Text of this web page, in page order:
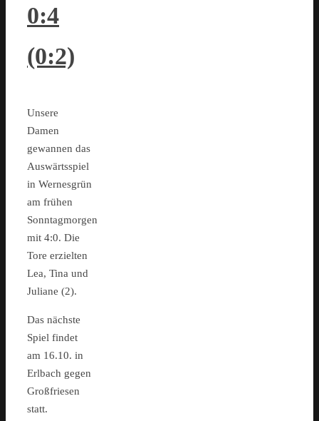
0:4
(0:2)
Unsere
Damen
gewannen das
Auswärtsspiel
in Wernesgrün
am frühen
Sonntagmorgen
mit 4:0. Die
Tore erzielten
Lea, Tina und
Juliane (2).
Das nächste
Spiel findet
am 16.10. in
Erlbach gegen
Großfriesen
statt.